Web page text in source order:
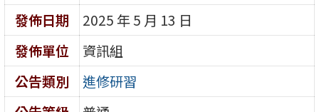
發佈日期
2025 年 5 月 13 日
發佈單位
資訊組
公告類別
進修研習